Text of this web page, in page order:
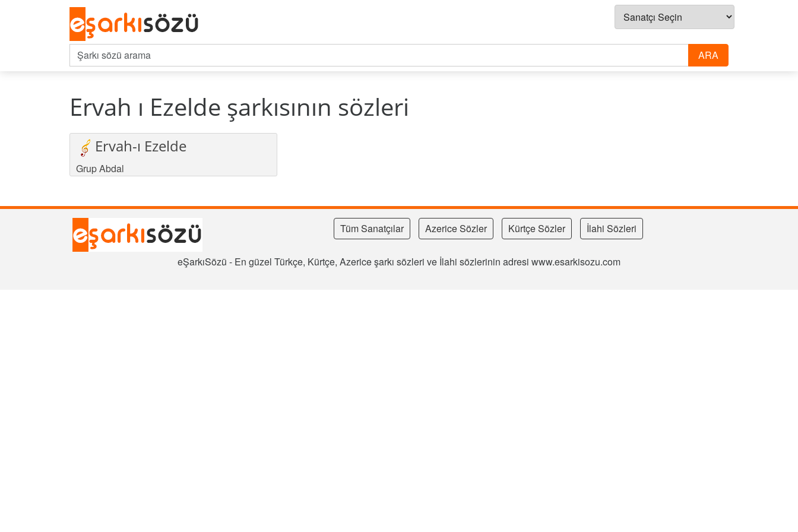
Ervah ı Ezelde şarkısının sözleri
Ervah-ı Ezelde
Grup Abdal
Tüm Sanatçılar Azerice Sözler Kürtçe Sözler İlahi Sözleri
eŞarkıSözü - En güzel Türkçe, Kürtçe, Azerice şarkı sözleri ve İlahi sözlerinin adresi www.esarkisozu.com